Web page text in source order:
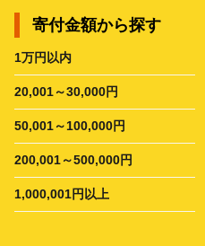
寄付金額から探す
1万円以内
20,001～30,000円
50,001～100,000円
200,001～500,000円
1,000,001円以上